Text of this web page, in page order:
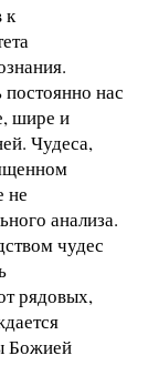
к
нас
шире и
Чудеса,
не
анализа.
чудес
рядовых,
Божией